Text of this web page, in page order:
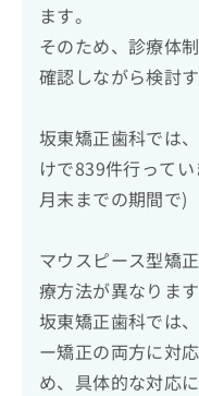
ます。
そのため、診療体
確認しながら検討
坂東矯正歯科では
けで839件行って
月末までの期間で)
マウスピース型矯
療方法が異なります
坂東矯正歯科では
ー矯正の両方に対
め、具体的な対応